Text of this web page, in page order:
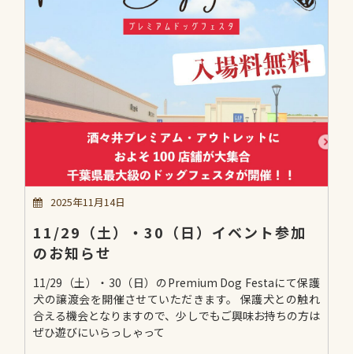
2025年11月14日
11/29（土）・30（日）イベント参加
のお知らせ
11/29（土）・30（日）のPremium Dog Festaにて保護
犬の譲渡会を開催させていただきます。 保護犬との触れ
合える機会となりますので、少しでもご興味お持ちの方は
ぜひ遊びにいらっしゃって